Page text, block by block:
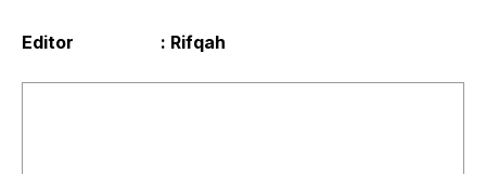
Editor : Rifqah